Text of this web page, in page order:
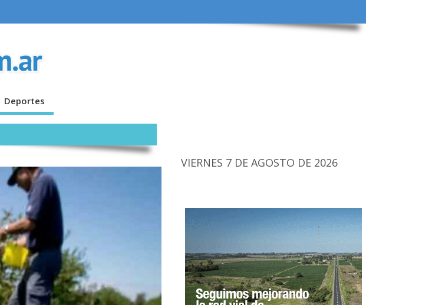
Deportes
VIERNES 7 DE AGOSTO DE 2026